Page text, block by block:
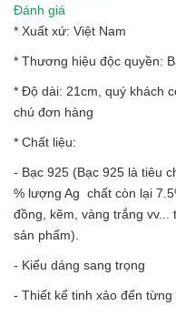
Đánh giá
* Xuất xứ: Việt Nam
* Thương hiệu độc quyền:
* Độ dài: 21cm, quý khách
chú đơn hàng
* Chất liệu:
- Bạc 925 (Bạc 925 là tiêu
% lượng Ag chất còn lại
đồng, kẽm, vàng trắng
sản phẩm).
- Kiểu dáng sang trọng
- Thiết kế tinh xảo đến từng